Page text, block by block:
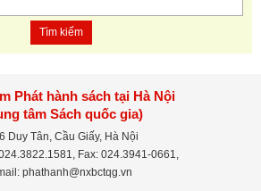
Tìm kiếm
Phát hành sách tại Hà Nội
tâm Sách quốc gia)
Duy Tân, Cầu Giấy, Hà Nội
Fax: 024.3941-0661,
phathanh@nxbctqg.vn